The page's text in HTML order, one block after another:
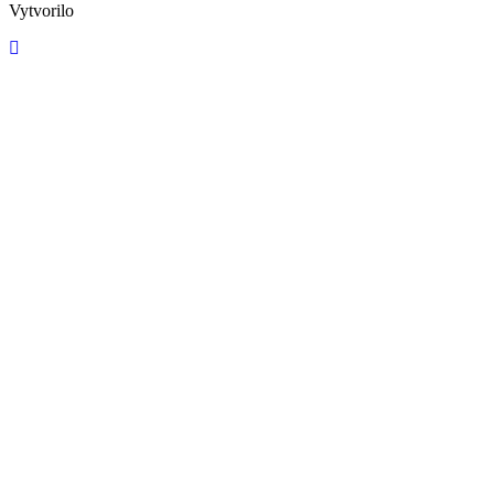
Vytvorilo